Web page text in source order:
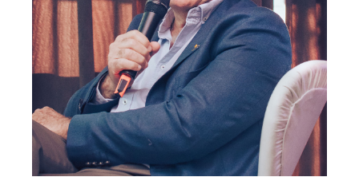
DIARIO
Balcarce
Inicio
Tendencia
Int.